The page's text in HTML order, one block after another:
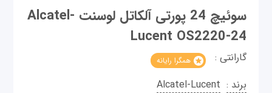
سوئیچ 24 پورتی آلکاتل لوسنت Alcatel-
Lucent OS2220-24
گارانتی : همگرا رایانه
برند : Alcatel-Lucent